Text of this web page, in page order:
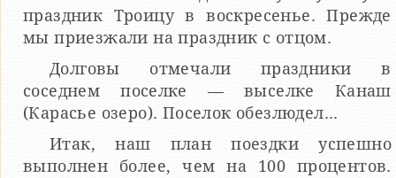
праздник Троицу в воскресенье. Прежде
мы приезжали на праздник с отцом.
Долговы отмечали праздники в
соседнем поселке — выселке Канаш
(Карасье озеро). Поселок обезлюдел...
Итак, наш план поездки успешно
выполнен более, чем на 100 процентов.